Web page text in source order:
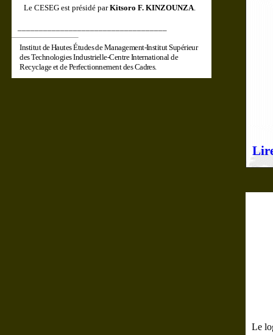
Le CESEG est présidé parKitsoro F. KINZOUNZA.
Institut de Hautes Études de Management-Institut Supérieur
des Technologies Industrielle-Centre International de
Recyclage et de Perfectionnement des Cadres.
Le